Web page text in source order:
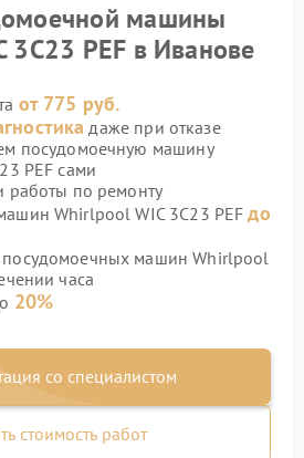
машины
3C23 PEF в Иванове
от 775 руб.
даже при отказе
посудомоечную машину
PEF сами
работы по ремонту
Whirlpool WIC 3C23 PEFдо
машин Whirlpool
часа
20%
со специалистом
стоимость работ